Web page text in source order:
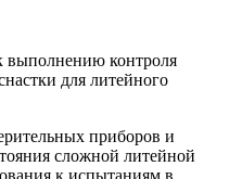
выполнению контроля
для литейного
приборов и
сложной литейной
к испытаниям в